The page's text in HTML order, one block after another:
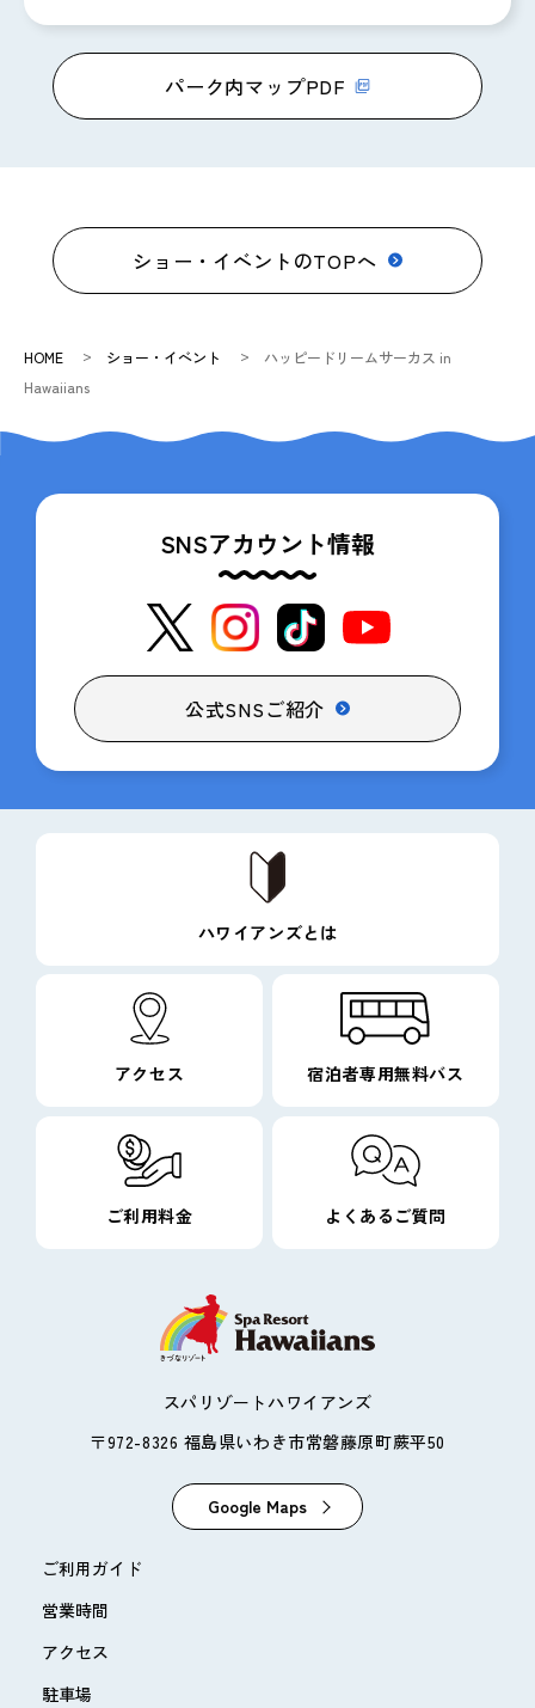
パーク内マップPDF
ショー・イベントのTOPへ
HOME ショー・イベント
ハッピードリームサーカス in
Hawaiians
SNSアカウント情報
公式SNSご紹介
ハワイアンズとは
アクセス 宿泊者専用無料バス
ご利用料金 よくあるご質問
スパリゾートハワイアンズ
〒972-8326 福島県いわき市常磐藤原町蕨平50
Google Maps
ご利用ガイド
営業時間
アクセス
駐車場